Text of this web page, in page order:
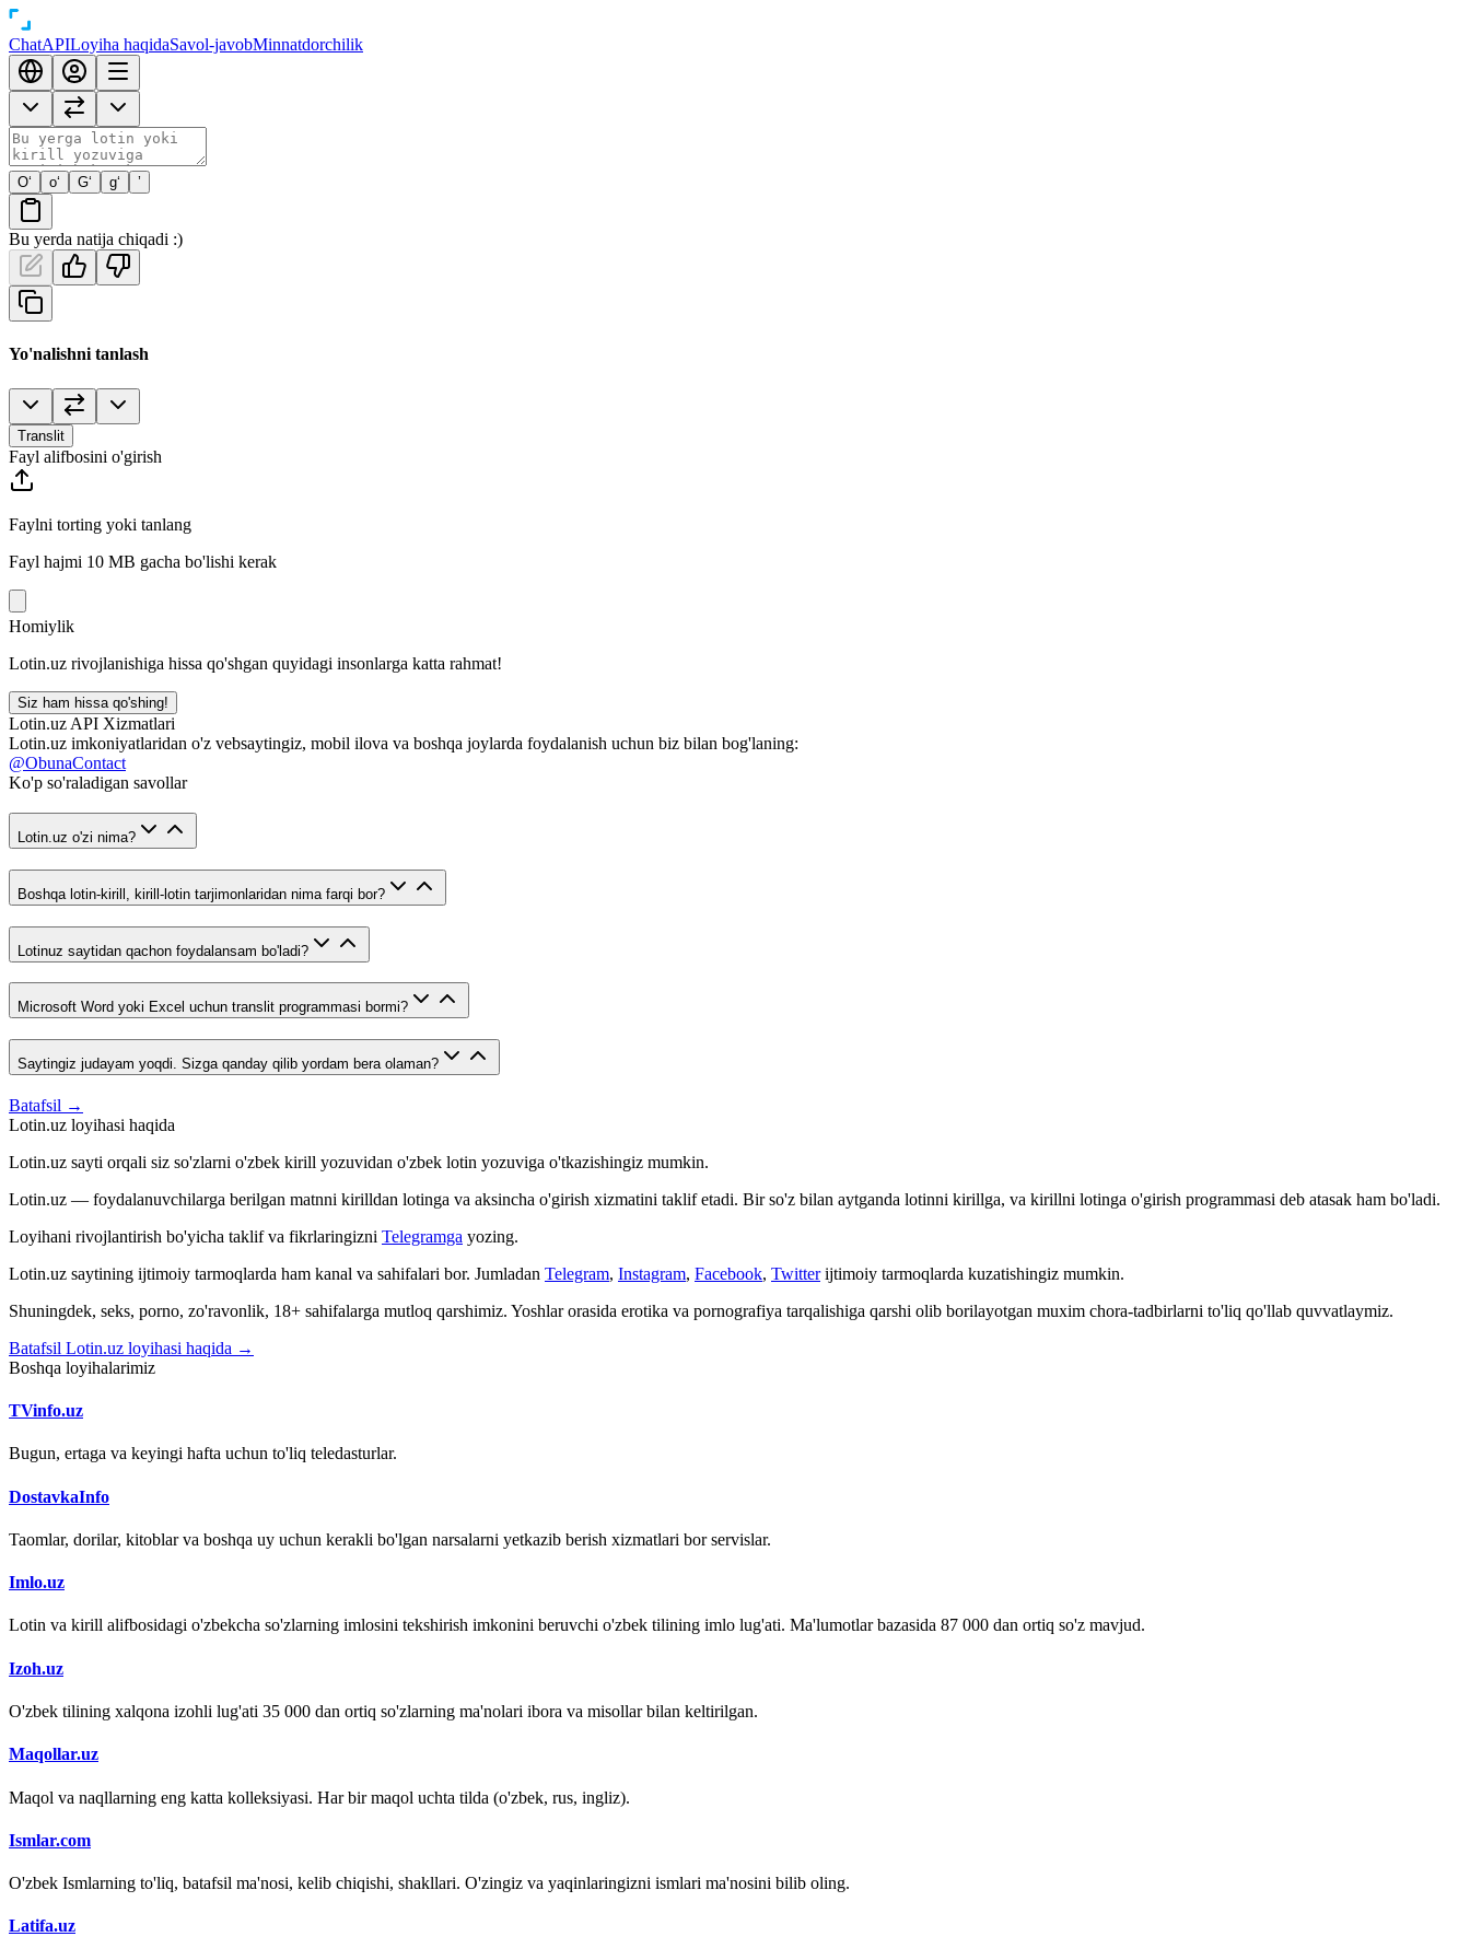
ChatAPILoyiha haqidaSavol-javobMinnatdorchilik
O‘ o‘ G‘ g‘ ’
Bu yerda natija chiqadi :)
Yo'nalishni tanlash
Translit
Fayl alifbosini o'girish
Faylni torting yoki tanlang
Fayl hajmi 10 MB gacha bo'lishi kerak
Homiylik
Lotin.uz rivojlanishiga hissa qo'shgan quyidagi insonlarga katta rahmat!
Siz ham hissa qo'shing!
Lotin.uz API Xizmatlari
Lotin.uz imkoniyatlaridan o'z vebsaytingiz, mobil ilova va boshqa joylarda foydalanish uchun biz bilan bog'laning:
@ObunaContact
Ko'p so'raladigan savollar
Lotin.uz o'zi nima?
Boshqa lotin-kirill, kirill-lotin tarjimonlaridan nima farqi bor?
Lotinuz saytidan qachon foydalansam bo'ladi?
Microsoft Word yoki Excel uchun translit programmasi bormi?
Saytingiz judayam yoqdi. Sizga qanday qilib yordam bera olaman?
Batafsil →
Lotin.uz loyihasi haqida
Lotin.uz sayti orqali siz so'zlarni o'zbek kirill yozuvidan o'zbek lotin yozuviga o'tkazishingiz mumkin.
Lotin.uz — foydalanuvchilarga berilgan matnni kirilldan lotinga va aksincha o'girish xizmatini taklif etadi. Bir so'z bilan aytganda lotinni kirillga, va kirillni lotinga o'girish programmasi deb atasak ham bo'ladi.
Loyihani rivojlantirish bo'yicha taklif va fikrlaringizni Telegramga yozing.
Lotin.uz saytining ijtimoiy tarmoqlarda ham kanal va sahifalari bor. Jumladan Telegram, Instagram, Facebook, Twitter ijtimoiy tarmoqlarda kuzatishingiz mumkin.
Shuningdek, seks, porno, zo'ravonlik, 18+ sahifalarga mutloq qarshimiz. Yoshlar orasida erotika va pornografiya tarqalishiga qarshi olib borilayotgan muxim chora-tadbirlarni to'liq qo'llab quvvatlaymiz.
Batafsil Lotin.uz loyihasi haqida →
Boshqa loyihalarimiz
TVinfo.uz
Bugun, ertaga va keyingi hafta uchun to'liq teledasturlar.
DostavkaInfo
Taomlar, dorilar, kitoblar va boshqa uy uchun kerakli bo'lgan narsalarni yetkazib berish xizmatlari bor servislar.
Imlo.uz
Lotin va kirill alifbosidagi o'zbekcha so'zlarning imlosini tekshirish imkonini beruvchi o'zbek tilining imlo lug'ati. Ma'lumotlar bazasida 87 000 dan ortiq so'z mavjud.
Izoh.uz
O'zbek tilining xalqona izohli lug'ati 35 000 dan ortiq so'zlarning ma'nolari ibora va misollar bilan keltirilgan.
Maqollar.uz
Maqol va naqllarning eng katta kolleksiyasi. Har bir maqol uchta tilda (o'zbek, rus, ingliz).
Ismlar.com
O'zbek Ismlarning to'liq, batafsil ma'nosi, kelib chiqishi, shakllari. O'zingiz va yaqinlaringizni ismlari ma'nosini bilib oling.
Latifa.uz